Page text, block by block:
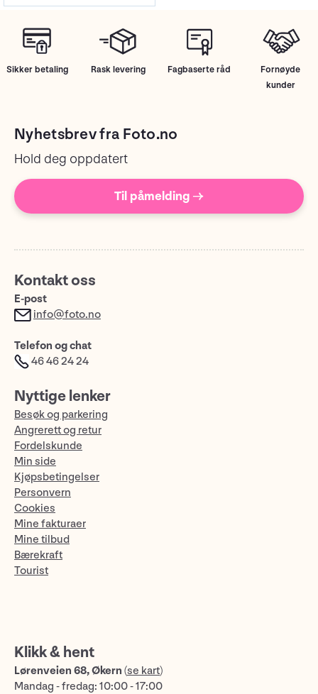
Sikker betaling Rask levering Fagbaserte råd
Fornøyde
kunder
Nyhetsbrev fra Foto.no
Hold deg oppdatert
Til påmelding →
Kontakt oss
E-post
info@foto.no
Telefon og chat
46 46 24 24
Nyttige lenker
Besøk og parkering
Angrerett og retur
Fordelskunde
Min side
Kjøpsbetingelser
Personvern
Cookies
Mine fakturaer
Mine tilbud
Bærekraft
Tourist
Klikk & hent
Lørenveien 68, Økern (se kart)
Mandag - fredag: 10:00 - 17:00